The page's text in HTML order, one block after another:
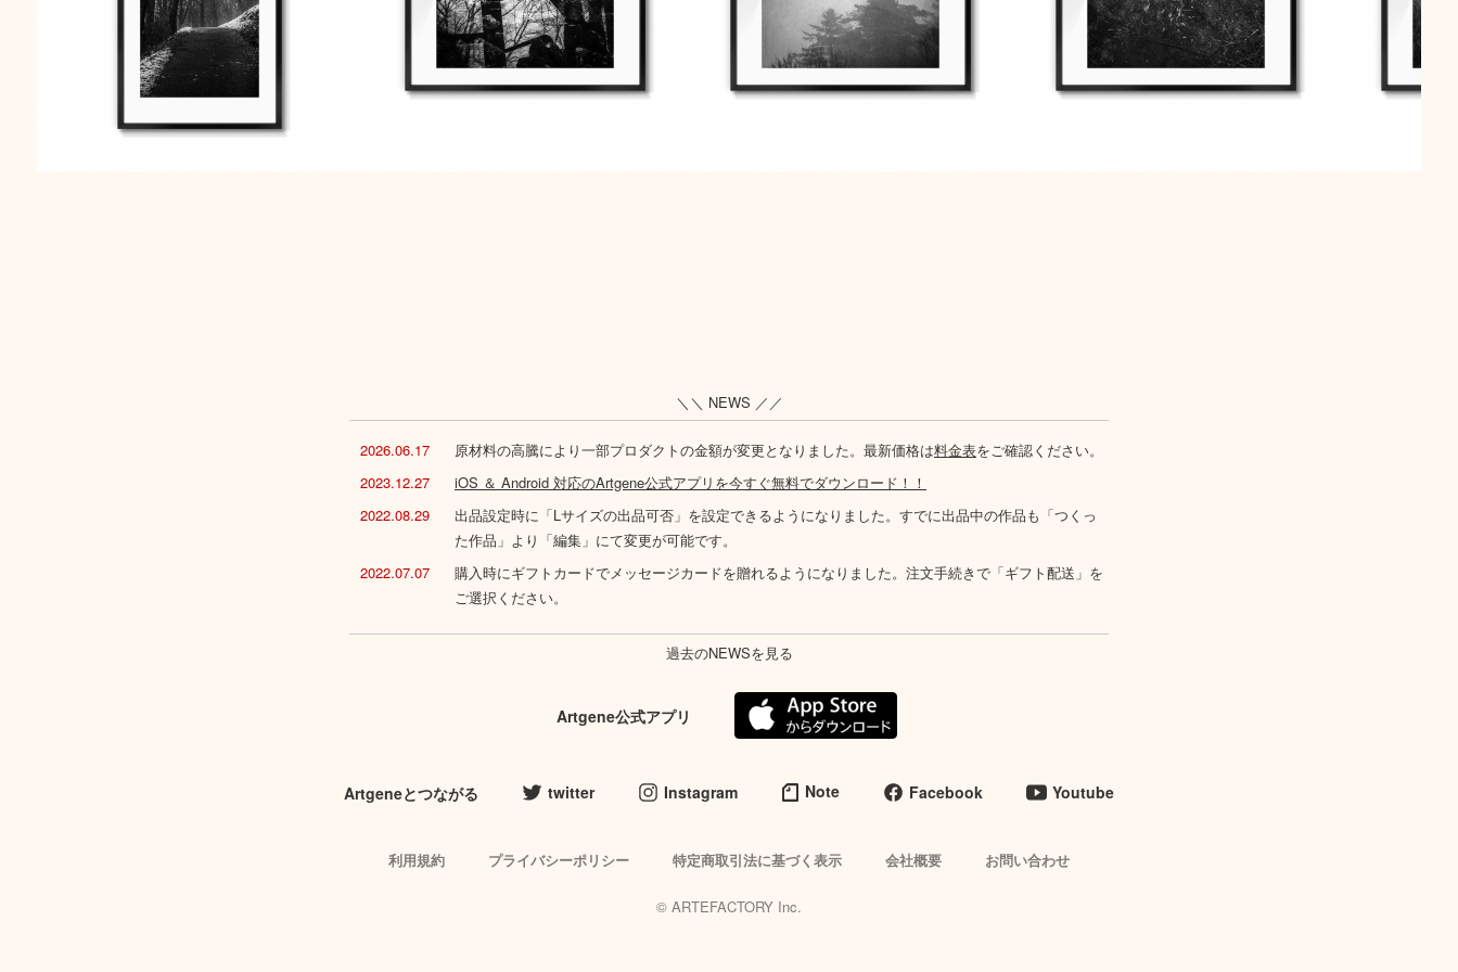
＼＼ NEWS ／／
2026.06.17 原材料の高騰により一部プロダクトの金額が変更となりました。最新価格は料金表をご確認ください。
2023.12.27
iOS ＆ Android 対応のArtgene公式アプリを今すぐ無料でダウンロード！！
2022.08.29
出品設定時に「Lサイズの出品可否」を設定できるようになりました。すでに出品中の作品も「つくっ
た作品」より「編集」にて変更が可能です。
2022.07.07
購入時にギフトカードでメッセージカードを贈れるようになりました。注文手続きで「ギフト配送」を
ご選択ください。
過去のNEWSを見る
Artgene公式アプリ
Artgeneとつながる twitter Instagram Note Facebook Youtube
利用規約 プライバシーポリシー 特定商取引法に基づく表示 会社概要 お問い合わせ
© ARTEFACTORY Inc.